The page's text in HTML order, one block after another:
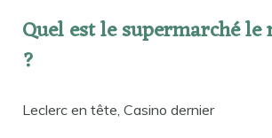
Quel est le supermarché le
?
Leclerc en tête, Casino dernier